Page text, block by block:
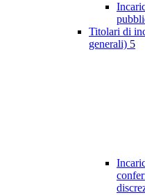
Titolari di
generali) 5